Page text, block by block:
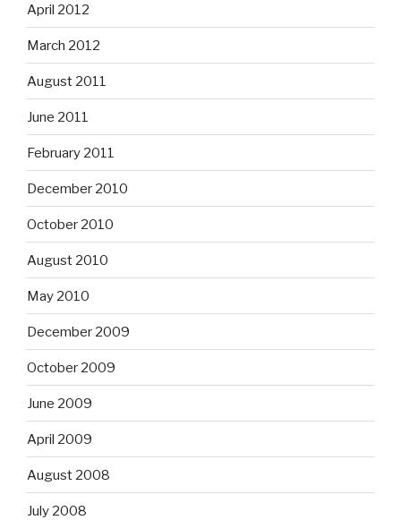
April 2012
March 2012
August 2011
June 2011
February 2011
December 2010
October 2010
August 2010
May 2010
December 2009
October 2009
June 2009
April 2009
August 2008
July 2008